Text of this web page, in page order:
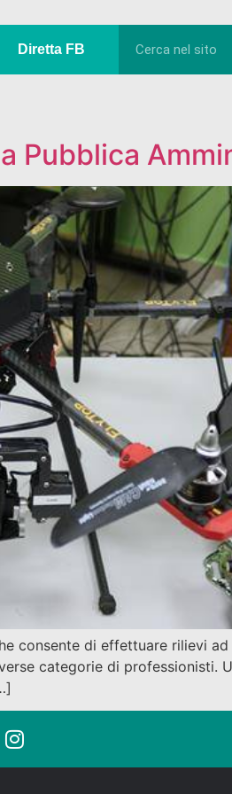
Diretta FB
Pubblica
consente di effettuare rilievi
categorie di professionisti.